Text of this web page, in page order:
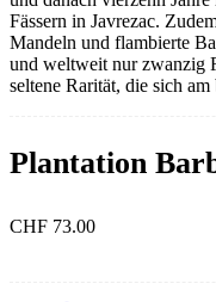
Fässern in Javrezac.
Mandeln und flambierte
und weltweit nur zwanzig
seltene Rarität, die sich am
Plantation
CHF 73.00